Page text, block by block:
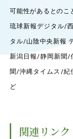
可能性があるとのこ
琉球新報デジタル/
タル/山陰中央新報
新潟日報/静岡新聞/
聞/沖縄タイムス/紀
ど
関連リンク